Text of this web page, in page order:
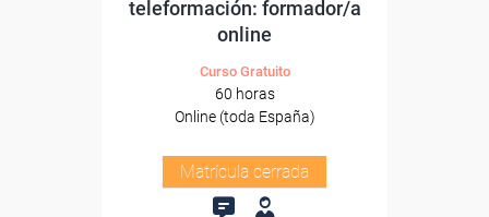
teleformación: formador/a
online
Curso Gratuito
60 horas
Online (toda España)
Matrícula cerrada